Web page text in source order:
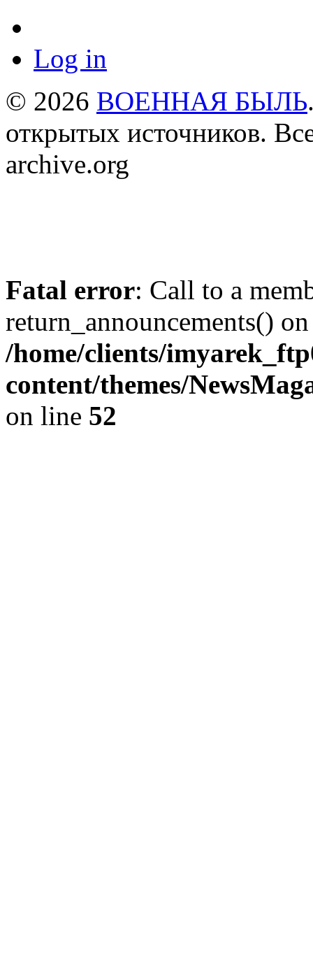
Log in
© 2026 ВОЕННАЯ БЫЛЬ
открытых источников.
archive.org
Fatal error: Call to a
return_announcements()
/home/clients/
content/themes/
on line 52